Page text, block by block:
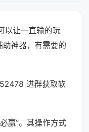
以让一直输的玩
助神器，有需要的
进群获取软
赢”。其操作方式